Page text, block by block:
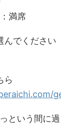
満席
んでください
ら
という間に